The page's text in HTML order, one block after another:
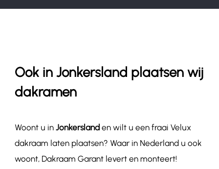
Blogs
Ook in Jonkersland plaatsen wij
dakramen
Woont u in Jonkersland en wilt u een fraai Velux
dakraam laten plaatsen? Waar in Nederland u ook
woont, Dakraam Garant levert en monteert!